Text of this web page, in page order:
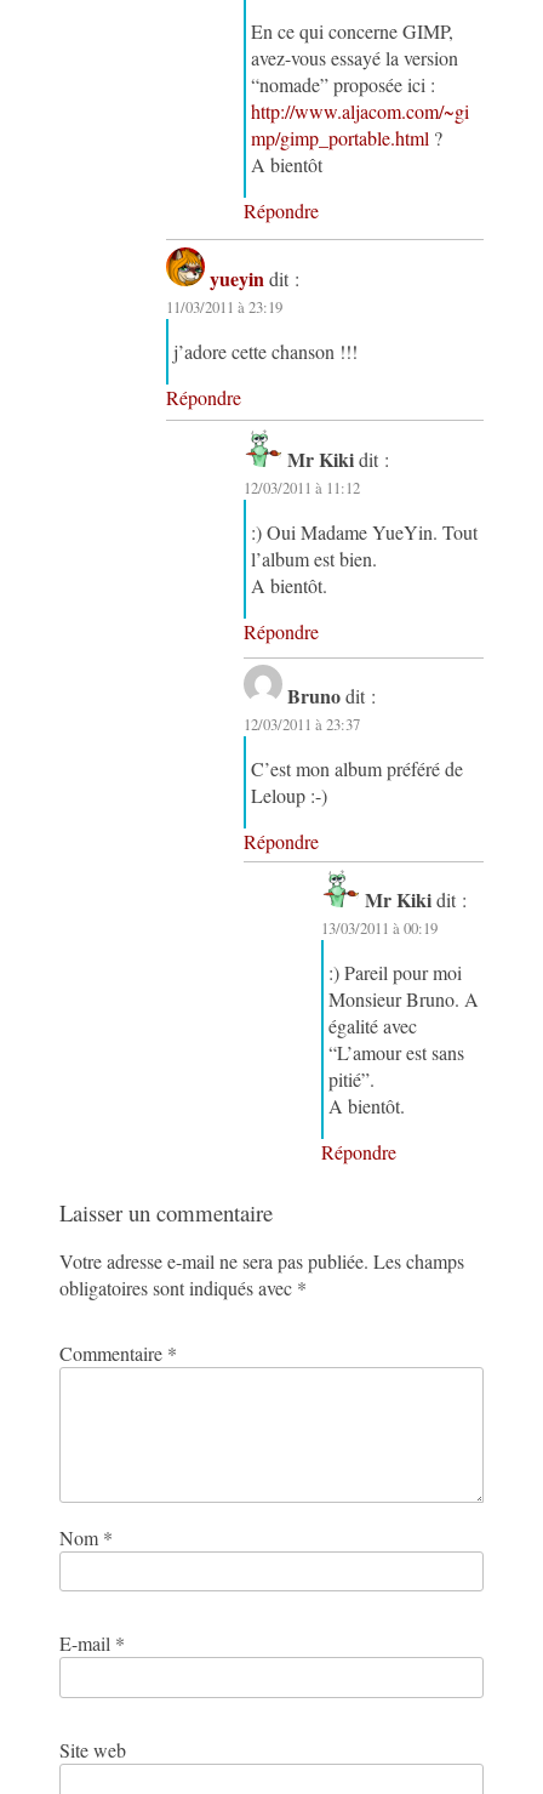
En ce qui concerne GIMP,
avez-vous essayé la version
“nomade” proposée ici :
http://www.aljacom.com/~gi
mp/gimp_portable.html ?
A bientôt
Répondre
yueyin dit :
11/03/2011 à 23:19
j’adore cette chanson !!!
Répondre
Mr Kiki dit :
12/03/2011 à 11:12
:) Oui Madame YueYin. Tout
l’album est bien.
A bientôt.
Répondre
Bruno dit :
12/03/2011 à 23:37
C’est mon album préféré de
Leloup :-)
Répondre
Mr Kiki dit :
13/03/2011 à 00:19
:) Pareil pour moi
Monsieur Bruno. A
égalité avec
“L’amour est sans
pitié”.
A bientôt.
Répondre
Laisser un commentaire
Votre adresse e-mail ne sera pas publiée. Les champs
obligatoires sont indiqués avec *
Commentaire *
Nom *
E-mail *
Site web